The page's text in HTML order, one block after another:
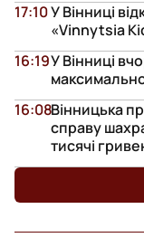
У Вінниці
«Vinnytsia
17:10
У Вінниці
16:19
Вінницька
справу
тисячі
16:08